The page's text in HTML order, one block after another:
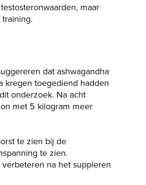
maar
dat ashwagandha
kregen toegediend hadden
onderzoek. Na acht
met 5 kilogram meer
te zien bij de
te zien.
na het suppleren